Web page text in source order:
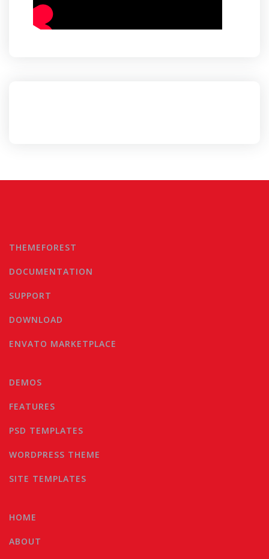
THEMEFOREST
DOCUMENTATION
SUPPORT
DOWNLOAD
ENVATO MARKETPLACE
DEMOS
FEATURES
PSD TEMPLATES
WORDPRESS THEME
SITE TEMPLATES
HOME
ABOUT